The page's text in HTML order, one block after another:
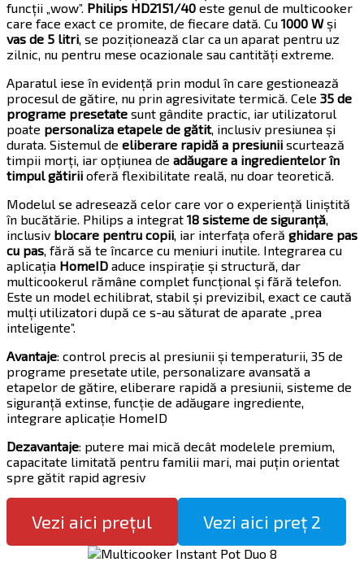
funcții „wow”. Philips HD2151/40 este genul de multicooker
care face exact ce promite, de fiecare dată. Cu 1000 Wși
vas de 5 litri , se poziționează clar ca un aparat pentru uz
zilnic, nu pentru mese ocazionale sau cantități extreme.
Aparatul iese în evidență prin modul în care gestionează
procesul de gătire, nu prin agresivitate termică. Cele 35 de
programe presetate sunt gândite practic, iar utilizatorul
poate personaliza etapele de gătit, inclusiv presiunea și
durata. Sistemul de eliberare rapidă a presiunii scurtează
timpii morți, iar opțiunea de adăugare a ingredientelor în
timpul gătirii oferă flexibilitate reală, nu doar teoretică.
Modelul se adresează celor care vor o experiență liniștită
în bucătărie. Philips a integrat 18 sisteme de siguranță
inclusiv blocare pentru copii , iar interfața oferă ghidare pas
cu pas , fără să te încarce cu meniuri inutile. Integrarea cu
aplicația HomeID aduce inspirație și structură, dar
multicookerul rămâne complet funcțional și fără telefon.
Este un model echilibrat, stabil și previzibil, exact ce caută
mulți utilizatori după ce s-au săturat de aparate „prea
inteligente”.
Avantaje: control precis al presiunii și temperaturii, 35 de
programe presetate utile, personalizare avansată a
etapelor de gătire, eliberare rapidă a presiunii, sisteme de
siguranță extinse, funcție de adăugare ingrediente,
integrare aplicație HomeID
Dezavantaje: putere mai mică decât modelele premium,
capacitate limitată pentru familii mari, mai puțin orientat
spre gătit rapid agresiv
Vezi aici prețul Vezi aici preț 2